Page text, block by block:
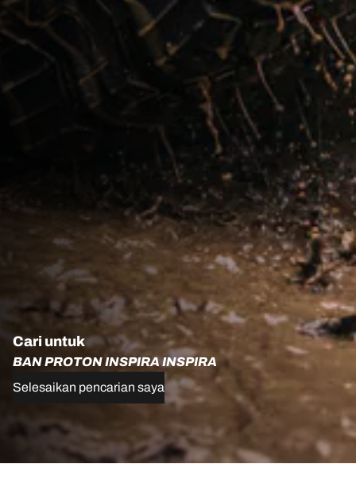
Cari untuk
BAN PROTON INSPIRA INSPIRA
Selesaikan pencarian saya